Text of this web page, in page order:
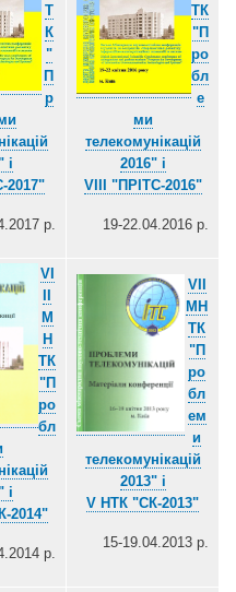
Т
К
"
П
р
і
2017"
р.
ТК
"П
ро
бл
е
ми
телекомунікацій
2016" і
VІІІ "ПРІТС-2016"
19-22.04.2016 р.
VІ
М
Н
ТК
"П
ро
бл
і
2014"
р.
VІІ
МН
ТК
"П
ро
бл
ем
и
телекомунікацій
2013" і
V НТК "СК-2013"
15-19.04.2013 р.